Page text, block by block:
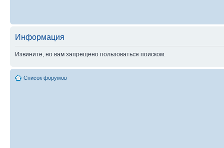
Информация
Извините, но вам запрещено пользоваться поиском.
Список форумов